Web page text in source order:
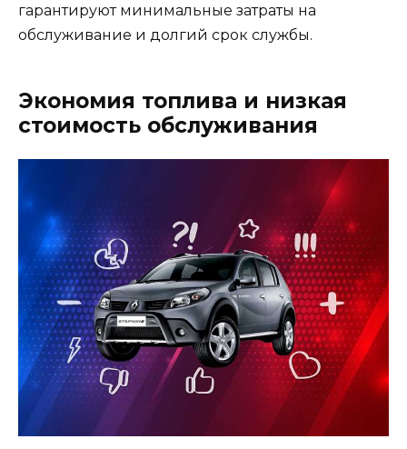
гарантируют минимальные затраты на
обслуживание и долгий срок службы.
Экономия топлива и низкая
стоимость обслуживания